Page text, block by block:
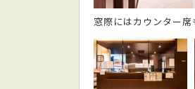
窓際にはカウンター